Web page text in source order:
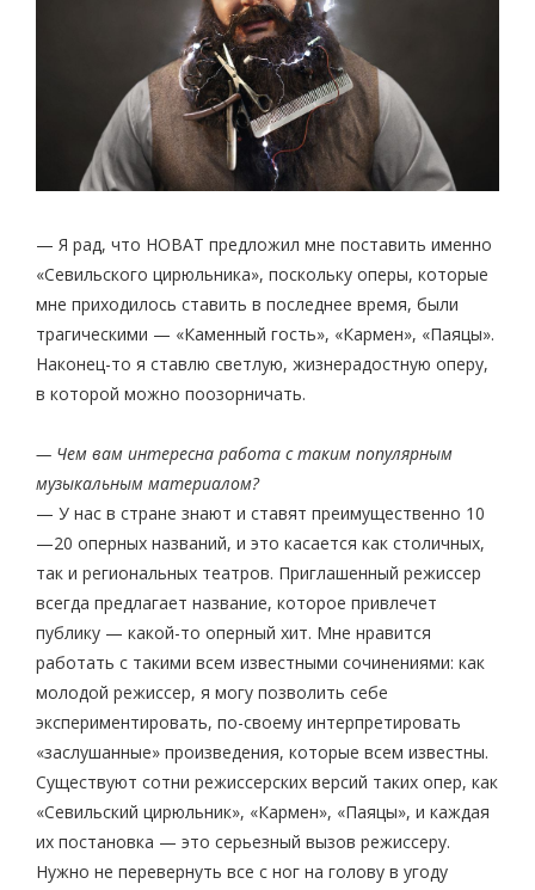
— Я рад, что НОВАТ предложил мне поставить именно
«Севильского цирюльника», поскольку оперы, которые
мне приходилось ставить в последнее время, были
трагическими — «Каменный гость», «Кармен», «Паяцы».
Наконец-то я ставлю светлую, жизнерадостную оперу,
в которой можно поозорничать.
— Чем вам интересна работа с таким популярным
музыкальным материалом?
— У нас в стране знают и ставят преимущественно 10
—20 оперных названий, и это касается как столичных,
так и региональных театров. Приглашенный режиссер
всегда предлагает название, которое привлечет
публику — какой-то оперный хит. Мне нравится
работать с такими всем известными сочинениями: как
молодой режиссер, я могу позволить себе
экспериментировать, по-своему интерпретировать
«заслушанные» произведения, которые всем известны.
Существуют сотни режиссерских версий таких опер, как
«Севильский цирюльник», «Кармен», «Паяцы», и каждая
их постановка — это серьезный вызов режиссеру.
Нужно не перевернуть все с ног на голову в угоду